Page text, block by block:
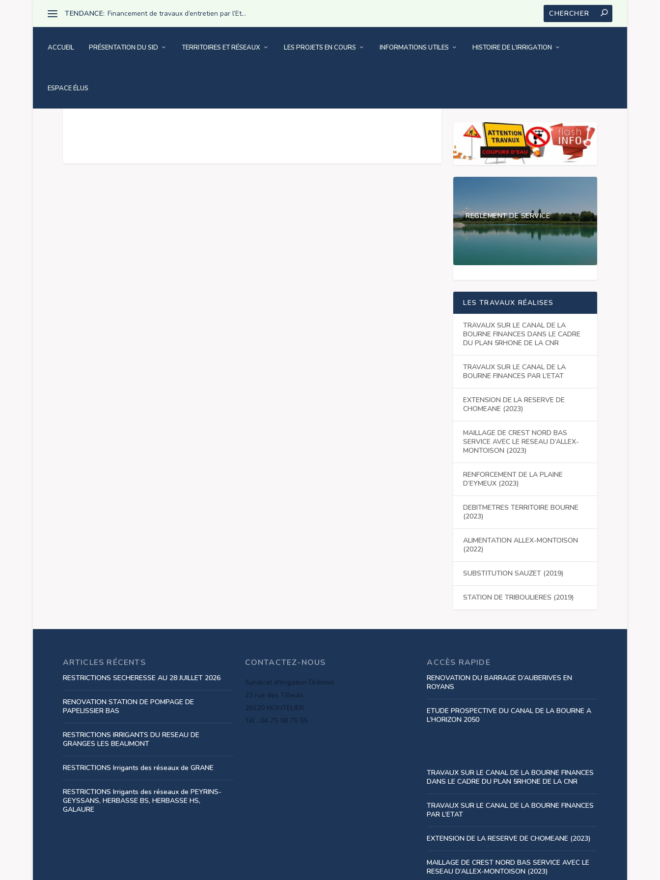
TENDANCE: Financement de travaux d’entretien par l’Et...
ACCUEIL PRÉSENTATION DU SID TERRITOIRES ET RÉSEAUX LES PROJETS EN COURS INFORMATIONS UTILES HISTOIRE DE L’IRRIGATION
ESPACE ÉLUS
REGLEMENT DE SERVICE
LES TRAVAUX RÉALISES
TRAVAUX SUR LE CANAL DE LA
BOURNE FINANCES DANS LE CADRE
DU PLAN 5RHONE DE LA CNR
TRAVAUX SUR LE CANAL DE LA
BOURNE FINANCES PAR L’ETAT
EXTENSION DE LA RESERVE DE
CHOMEANE (2023)
MAILLAGE DE CREST NORD BAS
SERVICE AVEC LE RESEAU D’ALLEX-
MONTOISON (2023)
RENFORCEMENT DE LA PLAINE
D’EYMEUX (2023)
DEBITMETRES TERRITOIRE BOURNE
(2023)
ALIMENTATION ALLEX-MONTOISON
(2022)
SUBSTITUTION SAUZET (2019)
STATION DE TRIBOULIERES (2019)
ARTICLES RÉCENTS
RESTRICTIONS SECHERESSE AU 28 JUILLET 2026
RENOVATION STATION DE POMPAGE DE
PAPELISSIER BAS
RESTRICTIONS IRRIGANTS DU RESEAU DE
GRANGES LES BEAUMONT
RESTRICTIONS Irrigants des réseaux de GRANE
RESTRICTIONS Irrigants des réseaux de PEYRINS-
GEYSSANS, HERBASSE BS, HERBASSE HS,
GALAURE
CONTACTEZ-NOUS
Syndicat d'Irrigation Drômois
23 rue des Tilleuls
26120 MONTELIER
Tél : 04 75 58 75 55
ACCÈS RAPIDE
RENOVATION DU BARRAGE D’AUBERIVES EN
ROYANS
ETUDE PROSPECTIVE DU CANAL DE LA BOURNE A
L’HORIZON 2050
TRAVAUX SUR LE CANAL DE LA BOURNE FINANCES
DANS LE CADRE DU PLAN 5RHONE DE LA CNR
TRAVAUX SUR LE CANAL DE LA BOURNE FINANCES
PAR L’ETAT
EXTENSION DE LA RESERVE DE CHOMEANE (2023)
MAILLAGE DE CREST NORD BAS SERVICE AVEC LE
RESEAU D’ALLEX-MONTOISON (2023)